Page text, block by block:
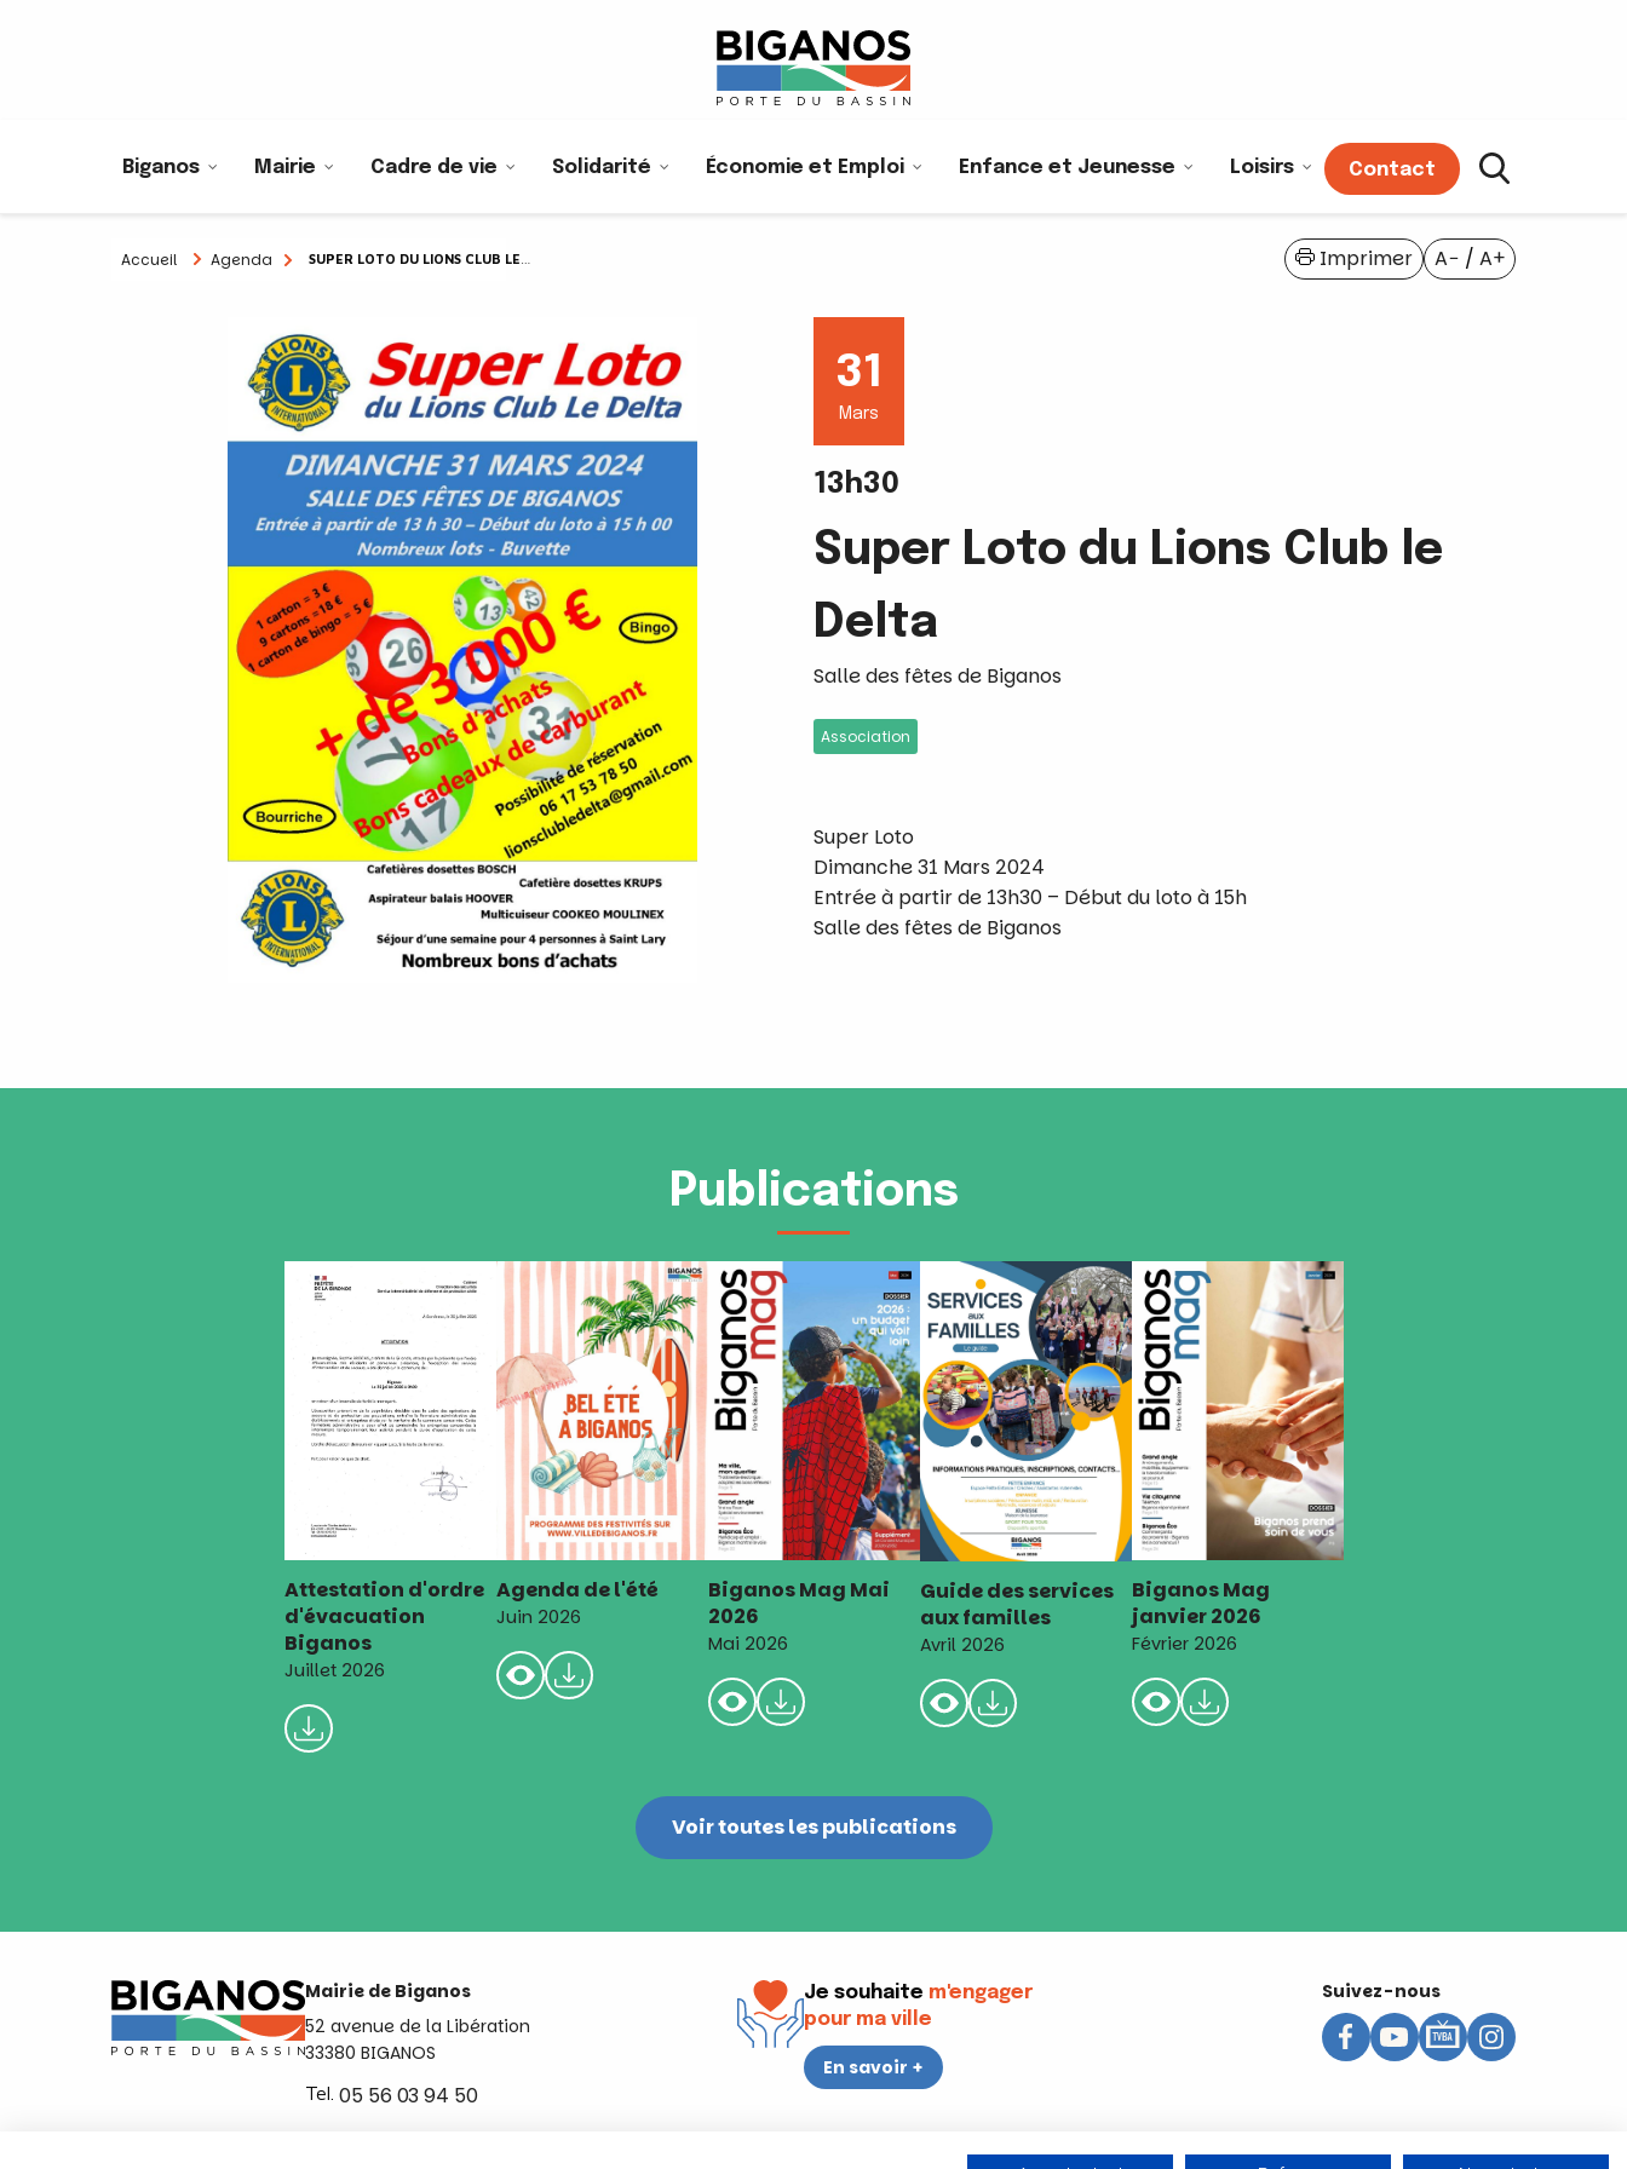
Biganos Mairie Cadre de vie Solidarité Économie et Emploi Enfance et Jeunesse Loisirs Contact
Accueil Agenda SUPER LOTO DU LIONS CLUB LE DELTA A− / A+
Imprimer
31
Mars
13h30
Super Loto du Lions Club le
Delta
Salle des fêtes de Biganos
Association
Super Loto
Dimanche 31 Mars 2024
Entrée à partir de 13h30 – Début du loto à 15h
Salle des fêtes de Biganos
Publications
Attestation d'ordre
d'évacuation
Biganos
Juillet 2026
Agenda de l'été
Juin 2026
Biganos Mag Mai
2026
Mai 2026
Guide des services
aux familles
Avril 2026
Biganos Mag
janvier 2026
Février 2026
Voir toutes les publications
Mairie de Biganos
52 avenue de la Libération
33380 BIGANOS
Tel. 05 56 03 94 50
Je souhaite m'engager
pour ma ville
En savoir +
Suivez-nous